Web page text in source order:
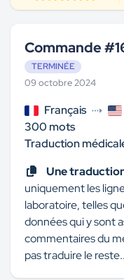
Commande
TERMINÉE
09 octobre 2024
Français
300 mots
Traduction
Une
uniquement les
laboratoire, telles
données qui y sont
commentaires du
pas traduire le